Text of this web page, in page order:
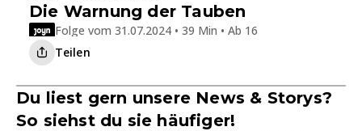
Die Warnung der Tauben
Folge vom 31.07.2024 • 39 Min • Ab 16
Teilen
Du liest gern unsere News & Storys?
So siehst du sie häufiger!